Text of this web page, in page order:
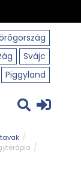
Svájc
Piggyland